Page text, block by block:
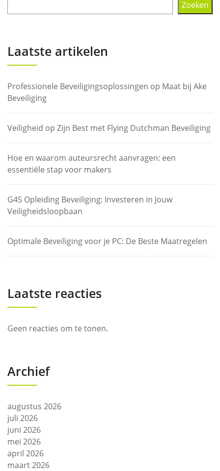
Zoeken
Laatste artikelen
Professionele Beveiligingsoplossingen op Maat bij Ake
Beveiliging
Veiligheid op Zijn Best met Flying Dutchman Beveiliging
Hoe en waarom auteursrecht aanvragen: een
essentiële stap voor makers
G4S Opleiding Beveiliging: Investeren in Jouw
Veiligheidsloopbaan
Optimale Beveiliging voor je PC: De Beste Maatregelen
Laatste reacties
Geen reacties om te tonen.
Archief
augustus 2026
juli 2026
juni 2026
mei 2026
april 2026
maart 2026